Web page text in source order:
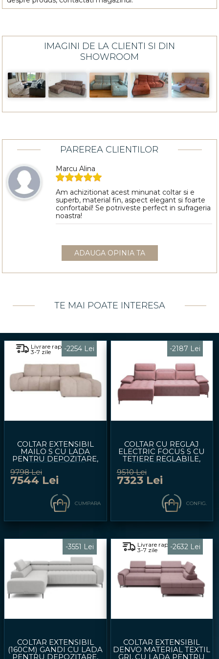
IMAGINI DE LA CLIENTI SI DIN
SHOWROOM
PAREREA CLIENTILOR
Marcu Alina
Am achizitionat acest minunat coltar si e
superb, material fin, aspect elegant si foarte
confortabil! Se potriveste perfect in sufrageria
noastra!
ADAUGA OPINIA TA
TE MAI POATE INTERESA
Livrare rapida
3-7 zile -2254 Lei
COLTAR EXTENSIBIL
MAILO S CU LADA
PENTRU DEPOZITARE,
291X176CM
9798 Lei
7544 Lei
CUMPARA
-2187 Lei
COLTAR CU REGLAJ
ELECTRIC FOCUS S CU
TETIERE REGLABILE,
277X177CM
9510 Lei
7323 Lei
CONFIG.
-3551 Lei
COLTAR EXTENSIBIL
(160CM) GANDI CU LADA
PENTRU DEPOZITARE,
Livrare rapida
3-7 zile -2632 Lei
COLTAR EXTENSIBIL
DENVO MATERIAL TEXTIL
GRI, CU LADA PENTRU